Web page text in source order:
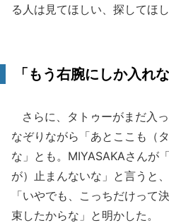
る人は見てほしい、探してほ
「もう右腕にしか入れ
さらに、タトゥーがまだ入
なぞりながら「あとここも（
な」とも。MIYASAKAさんが
が）止まんないな」と言うと
「いやでも、こっちだけって
束したからな」と明かした。